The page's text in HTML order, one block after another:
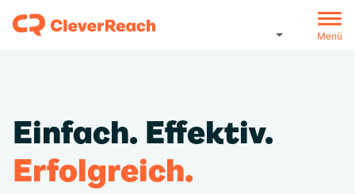
Menü
Einfach. Effektiv.
Erfolgreich.